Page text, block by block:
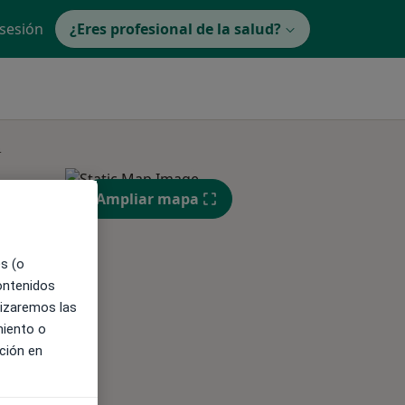
¿Eres profesional de la salud?
Ampliar mapa
(o
las
o
en